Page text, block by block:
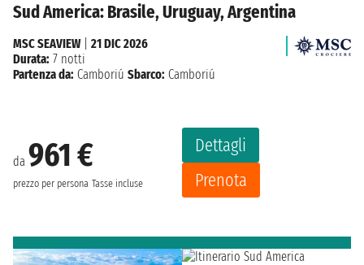
Sud America: Brasile, Uruguay, Argentina
da 961 €
prezzo per persona Tasse incluse
Dettagli
Prenota
MSC SEAVIEW| 21 DIC 2026
Durata: 7 notti
Partenza da: Camboriú Sbarco: Camboriú